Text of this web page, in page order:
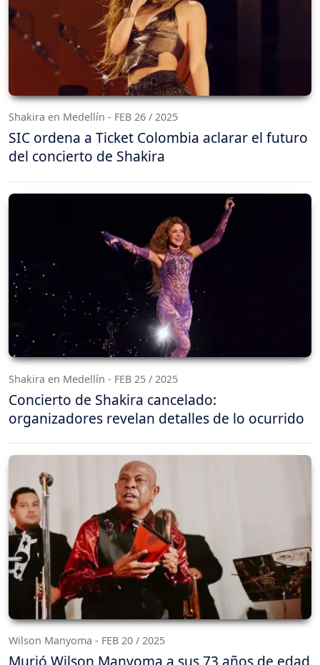
Shakira en Medellín - FEB 26 / 2025
SIC ordena a Ticket Colombia aclarar el futuro
del concierto de Shakira
Shakira en Medellín - FEB 25 / 2025
Concierto de Shakira cancelado:
organizadores revelan detalles de lo ocurrido
Wilson Manyoma - FEB 20 / 2025
Murió Wilson Manyoma a sus 73 años de edad